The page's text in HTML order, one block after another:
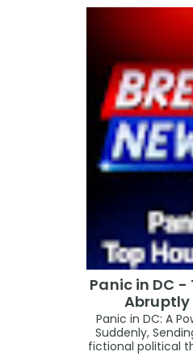
Panic in DC -
Abruptly
Panic in DC: A
Suddenly,
fictional political